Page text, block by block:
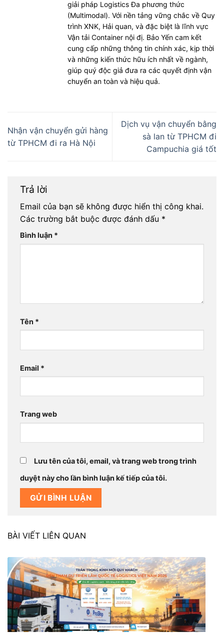
giải pháp Logistics Đa phương thức
(Multimodal). Với nền tảng vững chắc về Quy
trình XNK, Hải quan, và đặc biệt là lĩnh vực
Vận tải Container nội đị. Bảo Yến cam kết
cung cấp những thông tin chính xác, kịp thời
và những kiến thức hữu ích nhất về ngành,
giúp quý độc giả đưa ra các quyết định vận
chuyển an toàn và hiệu quả.
Nhận vận chuyển gửi hàng
từ TPHCM đi ra Hà Nội
Dịch vụ vận chuyển bằng
sà lan từ TPHCM đi
Campuchia giá tốt
Trả lời
Email của bạn sẽ không được hiển thị công khai.
Các trường bắt buộc được đánh dấu *
Bình luận *
Tên *
Email *
Trang web
Lưu tên của tôi, email, và trang web trong trình
duyệt này cho lần bình luận kế tiếp của tôi.
BÀI VIẾT LIÊN QUAN